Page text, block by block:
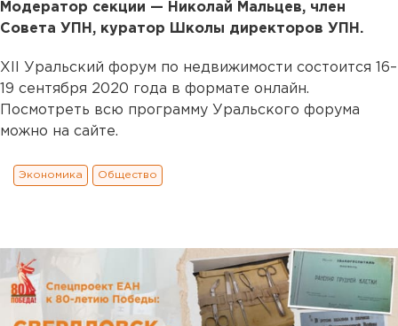
Модератор секции — Николай Мальцев, член
Совета УПН, куратор Школы директоров УПН.
XII Уральский форум по недвижимости состоится 16–
19 сентября 2020 года в формате онлайн.
Посмотреть всю программу Уральского форума
можно на сайте.
Экономика Общество